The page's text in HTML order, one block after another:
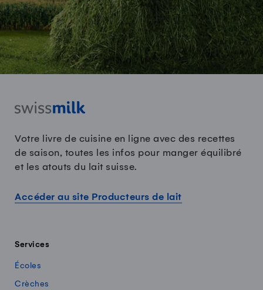
Votre livre de cuisine en ligne avec des recettes
de saison, toutes les infos pour manger équilibré
et les atouts du lait suisse.
Accéder au site Producteurs de lait
Services
Écoles
Crèches